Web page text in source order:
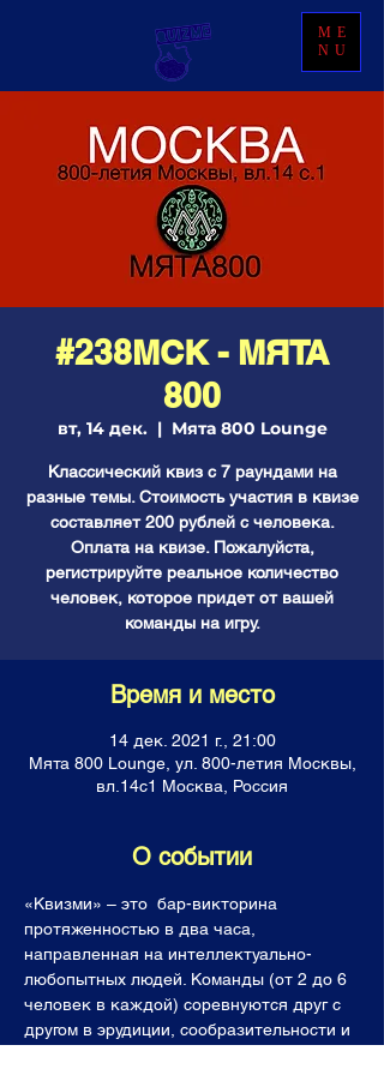
ME
NU
#238МСК - МЯТА
800
вт, 14 дек.
  |
Мята 800 Lounge
Классический квиз с 7 раундами на
разные темы. Стоимость участия в квизе
составляет 200 рублей с человека.
Оплата на квизе. Пожалуйста,
регистрируйте реальное количество
человек, которое придет от вашей
команды на игру.
Время и место
14 дек. 2021 г., 21:00
Мята 800 Lounge, ул. 800-летия Москвы,
вл.14с1 Москва, Россия
О событии
«Квизми» – это  бар-викторина
протяженностью в два часа,
направленная на интеллектуально-
любопытных людей. Команды (от 2 до 6
человек в каждой) соревнуются друг с
другом в эрудиции, сообразительности и